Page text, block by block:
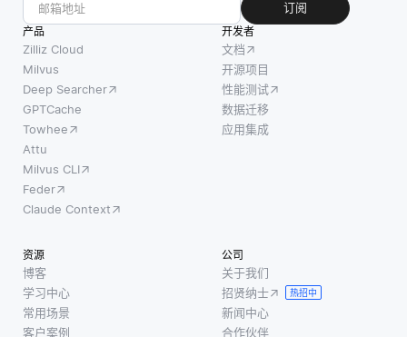
订阅
产品
Zilliz Cloud
Milvus
Deep Searcher
GPTCache
Towhee
Attu
Milvus CLI
Feder
Claude Context
开发者
文档
开源项目
性能测试
数据迁移
应用集成
资源
博客
学习中心
常用场景
客户案例
公司
关于我们
招贤纳士
热招中
新闻中心
合作伙伴